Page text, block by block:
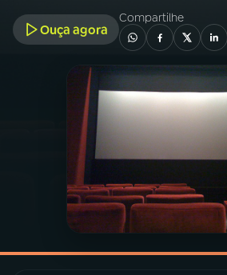
PROGRAMAÇÃO
PROGRAMAS
PODCASTS
Ouça agora
Compartilhe